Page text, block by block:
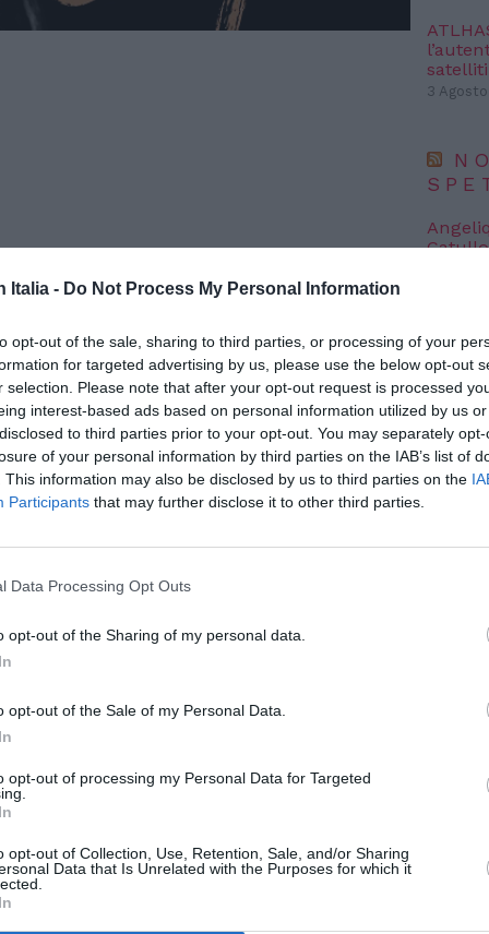
Italia - Do Not Process My Personal Information
opt-out of the sale, sharing to third parties, or processing of your
for targeted advertising by us, please use the below opt-out
selection. Please note that after your opt-out request is processed
interest-based ads based on personal information utilized by us
to third parties prior to your opt-out. You may separately
of your personal information by third parties on the IAB’s list of
This information may also be disclosed by us to third parties on the
Participants that may further disclose it to other third parties.
Data Processing Opt Outs
opt-out of the Sharing of my personal data.
opt-out of the Sale of my Personal Data.
opt-out of processing my Personal Data for Targeted
opt-out of Collection, Use, Retention, Sale, and/or Sharing
Data that Is Unrelated with the Purposes for which it
del poliedrico cantante, compositore
Fernandez, in arte EMISHA, emerge
sua sfrenata passione per la musica.
debutto “AMANTES”, dove coniuga un
pop che fanno risaltare la sua
canto.
dell’altra faccia dell’amore, della
che vuole a tutti i costi il lieto
Sappiamo di rischiare di ferirci, ma è
conosce data, ora, sesso, situazione
stati “Amantes”, lo siamo o lo potremo
si è ispirato al dipinto “Les amants”
esprime con questo quadro
sentimento decisamente intenso, una
satelliti
3
con i
4